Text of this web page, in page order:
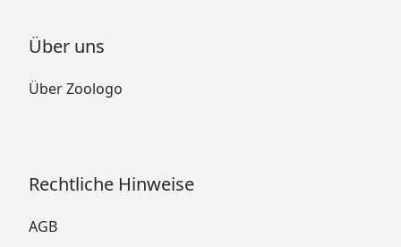
Über uns
Über Zoologo
Rechtliche Hinweise
AGB